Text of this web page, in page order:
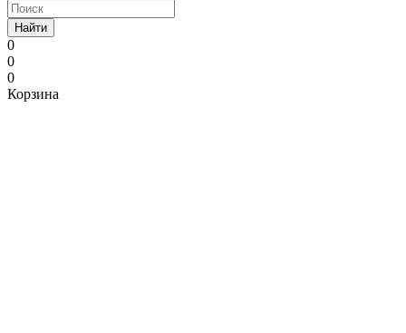
Найти
0
0
0
Корзина